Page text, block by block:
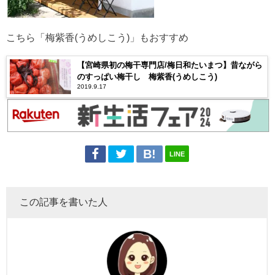
こちら「梅紫香(うめしこう)」もおすすめ
【宮崎県初の梅干専門店/梅日和たいまつ】昔ながら
のすっぱい梅干し 梅紫香(うめしこう)
2019.9.17
LINE
この記事を書いた人